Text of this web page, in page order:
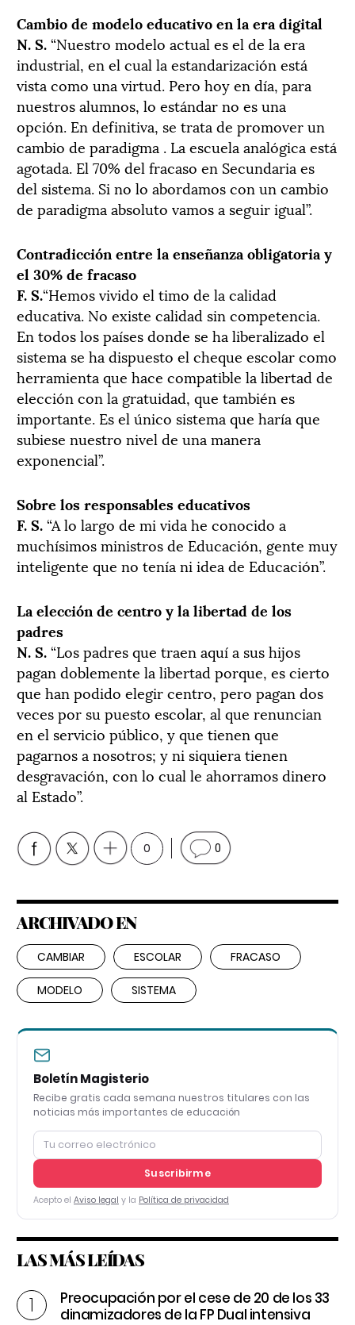
Cambio de modelo educativo en la era digital
N. S.“Nuestro modelo actual es el de la era
industrial, en el cual la estandarización está
vista como una virtud. Pero hoy en día, para
nuestros alumnos, lo estándar no es una
opción. En definitiva, se trata de promover un
cambio de paradigma . La escuela analógica está
agotada. El 70% del fracaso en Secundaria es
del sistema. Si no lo abordamos con un cambio
de paradigma absoluto vamos a seguir igual”.
Contradicción entre la enseñanza obligatoria y
el 30% de fracaso
F. S.“Hemos vivido el timo de la calidad
educativa. No existe calidad sin competencia.
En todos los países donde se ha liberalizado el
sistema se ha dispuesto el cheque escolar como
herramienta que hace compatible la libertad de
elección con la gratuidad, que también es
importante. Es el único sistema que haría que
subiese nuestro nivel de una manera
exponencial”.
Sobre los responsables educativos
F. S.“A lo largo de mi vida he conocido a
muchísimos ministros de Educación, gente muy
inteligente que no tenía ni idea de Educación”.
La elección de centro y la libertad de los
padres
N. S.“Los padres que traen aquí a sus hijos
pagan doblemente la libertad porque, es cierto
que han podido elegir centro, pero pagan dos
veces por su puesto escolar, al que renuncian
en el servicio público, y que tienen que
pagarnos a nosotros; y ni siquiera tienen
desgravación, con lo cual le ahorramos dinero
al Estado”.
0 0
ARCHIVADO EN
CAMBIAR ESCOLAR FRACASO
MODELO SISTEMA
Boletín Magisterio
Recibe gratis cada semana nuestros titulares con las
noticias más importantes de educación
Suscribirme
Acepto el Aviso legal y la Política de privacidad
LAS MÁS LEÍDAS
Preocupación por el cese de 20 de los 33
dinamizadores de la FP Dual intensiva